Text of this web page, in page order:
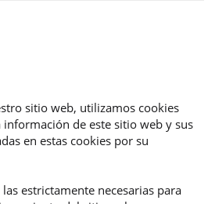
sitio web, utilizamos cookies
de este sitio web y sus
en estas cookies por su
estrictamente necesarias para